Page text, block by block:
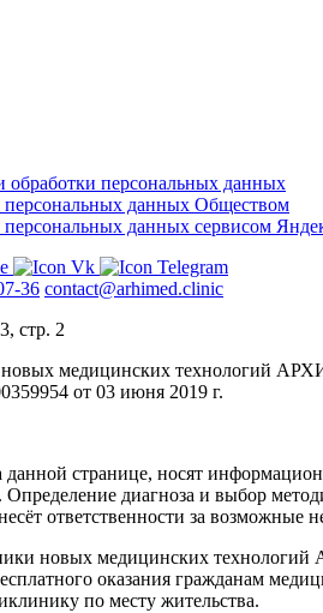
персональных данных
персональных данных Обществом
персональных данных сервисом
36 contact@arhimed.clinic
стр. 2
медицинских технологий
от 03 июня 2019 г.
странице, носят
диагноза и выбор
ответственности за возможные
новых медицинских технологий
оказания гражданам
по месту жительства.